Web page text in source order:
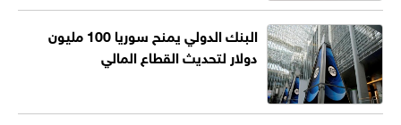
البنك الدولي يمنح سوريا 100 مليون
دولار لتحديث القطاع المالي